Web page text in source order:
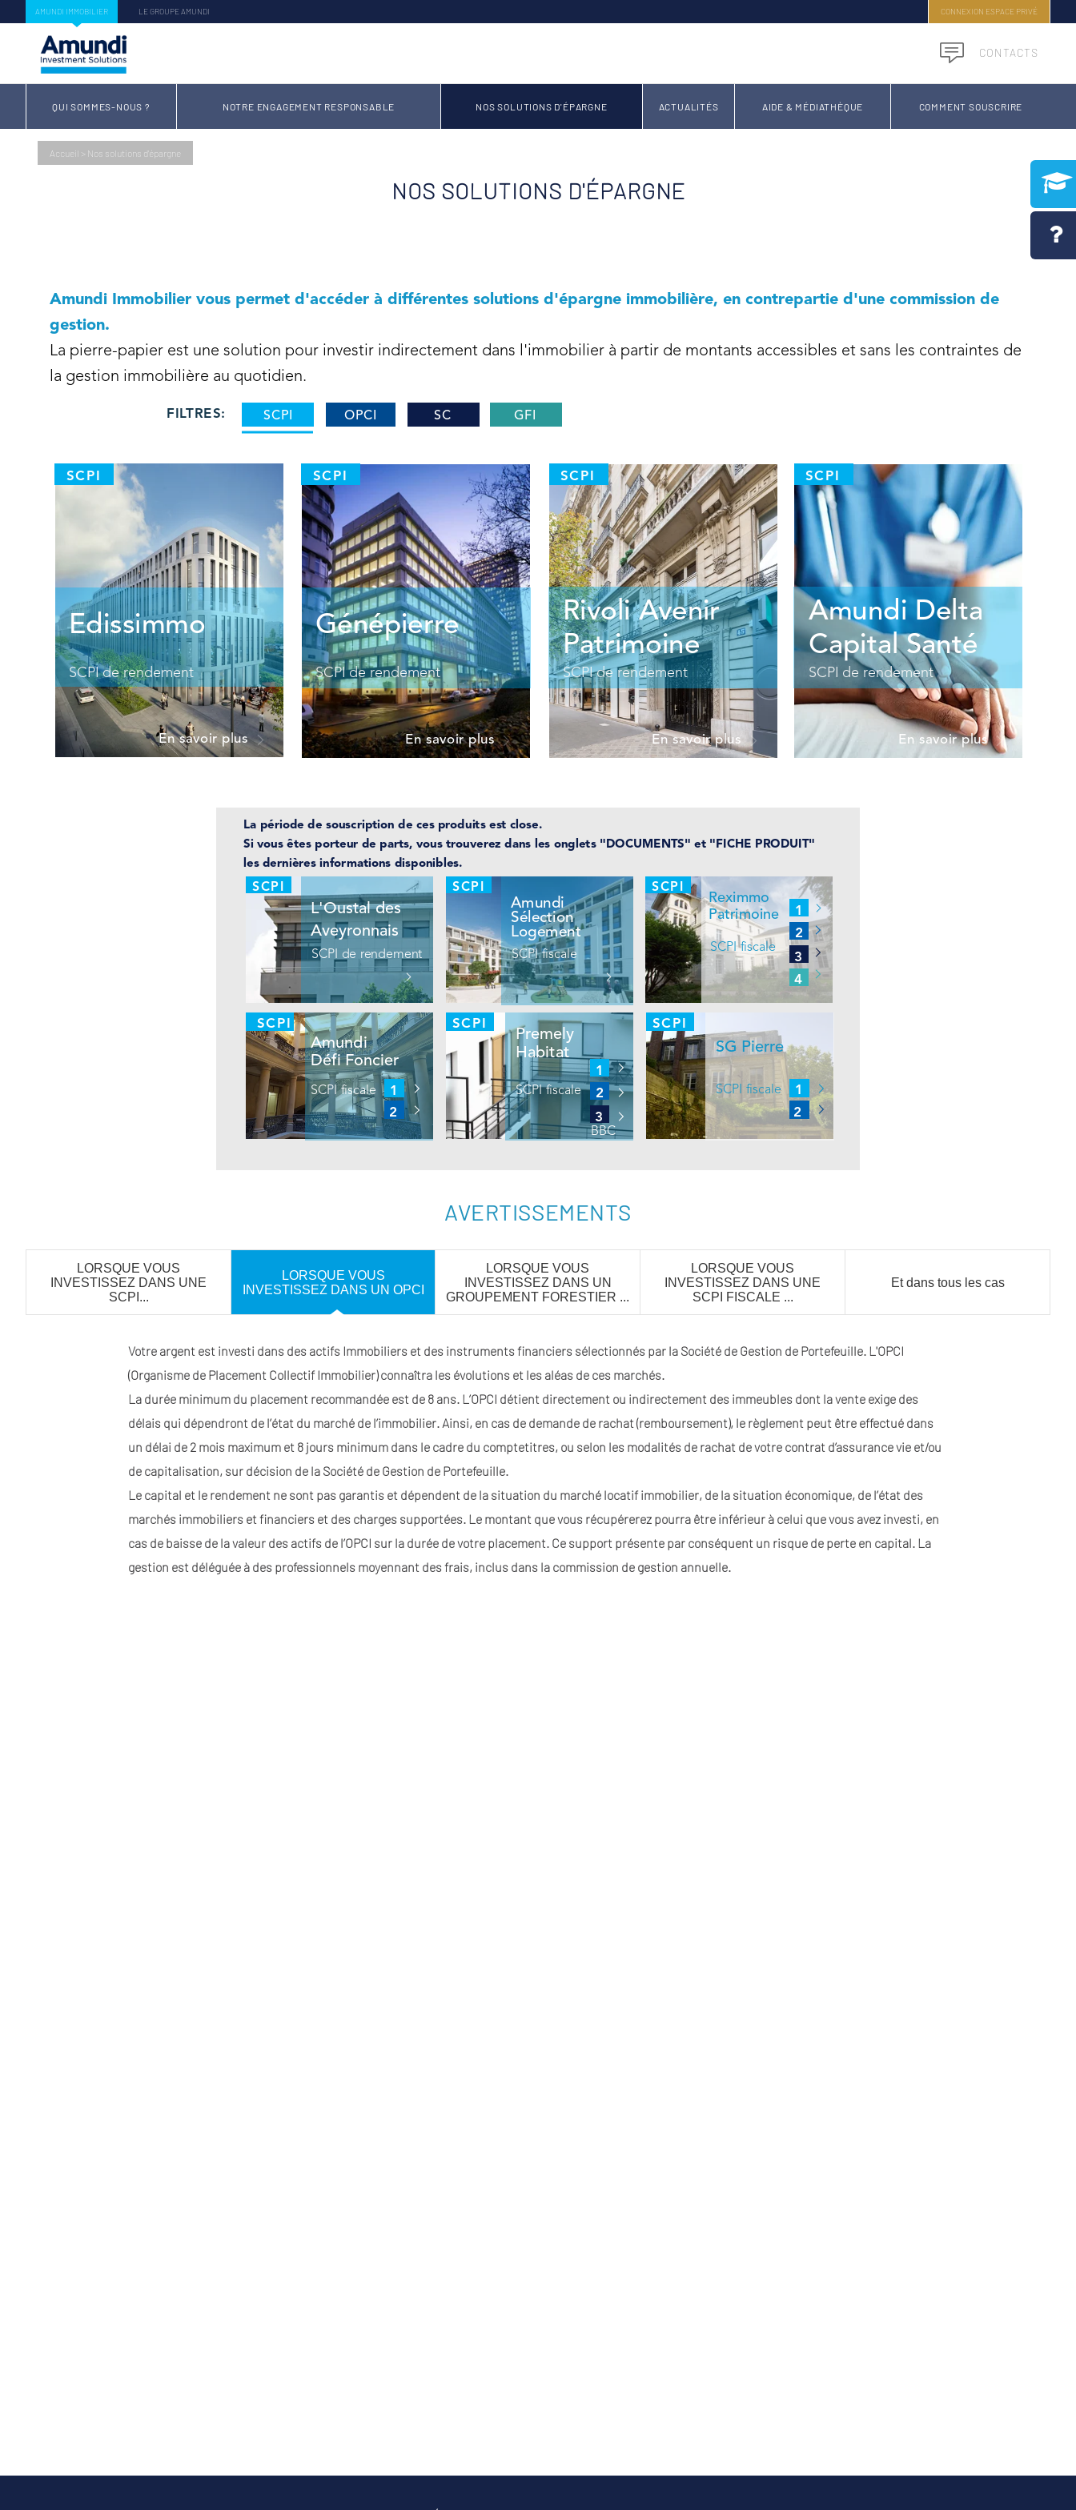
AMUNDI IMMOBILIER LE GROUPE AMUNDI CONNEXION ESPACE PRIVÉ
CONTACTS
QUI SOMMES-NOUS ? NOTRE ENGAGEMENT RESPONSABLE NOS SOLUTIONS D'ÉPARGNE ACTUALITÉS AIDE & MÉDIATHÈQUE COMMENT SOUSCRIRE
Accueil > Nos solutions d'épargne
NOS SOLUTIONS D'ÉPARGNE
AVERTISSEMENTS
LORSQUE VOUS
INVESTISSEZ DANS UNE
SCPI...
LORSQUE VOUS
INVESTISSEZ DANS UN OPCI
LORSQUE VOUS
INVESTISSEZ DANS UN
GROUPEMENT FORESTIER ...
LORSQUE VOUS
INVESTISSEZ DANS UNE
SCPI FISCALE ...
Et dans tous les cas
Votre argent est investi dans des actifs Immobiliers et des instruments financiers sélectionnés par la Société de Gestion de Portefeuille. L'OPCI
(Organisme de Placement Collectif Immobilier) connaîtra les évolutions et les aléas de ces marchés.
La durée minimum du placement recommandée est de 8 ans. L’OPCI détient directement ou indirectement des immeubles dont la vente exige des
délais qui dépendront de l’état du marché de l’immobilier. Ainsi, en cas de demande de rachat (remboursement), le règlement peut être effectué dans
un délai de 2 mois maximum et 8 jours minimum dans le cadre du comptetitres, ou selon les modalités de rachat de votre contrat d’assurance vie et/ou
de capitalisation, sur décision de la Société de Gestion de Portefeuille.
Le capital et le rendement ne sont pas garantis et dépendent de la situation du marché locatif immobilier, de la situation économique, de l’état des
marchés immobiliers et financiers et des charges supportées. Le montant que vous récupérerez pourra être inférieur à celui que vous avez investi, en
cas de baisse de la valeur des actifs de l’OPCI sur la durée de votre placement. Ce support présente par conséquent un risque de perte en capital. La
gestion est déléguée à des professionnels moyennant des frais, inclus dans la commission de gestion annuelle.